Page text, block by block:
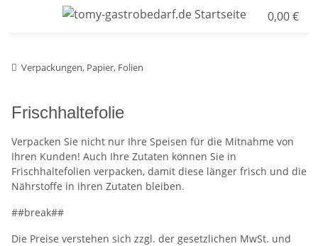
0,00 €
Verpackungen, Papier, Folien
Frischhaltefolie
Verpacken Sie nicht nur Ihre Speisen für die Mitnahme von
Ihren Kunden! Auch Ihre Zutaten können Sie in
Frischhaltefolien verpacken, damit diese länger frisch und die
Nährstoffe in ihren Zutaten bleiben.
##break##
Die Preise verstehen sich zzgl. der gesetzlichen MwSt. und